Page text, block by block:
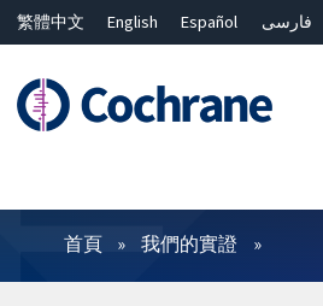
繁體中文 English Español فارسی
篩選條件
首頁 我們的實證